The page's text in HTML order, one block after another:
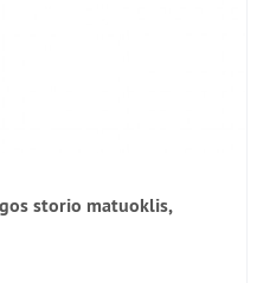
storio matuoklis,